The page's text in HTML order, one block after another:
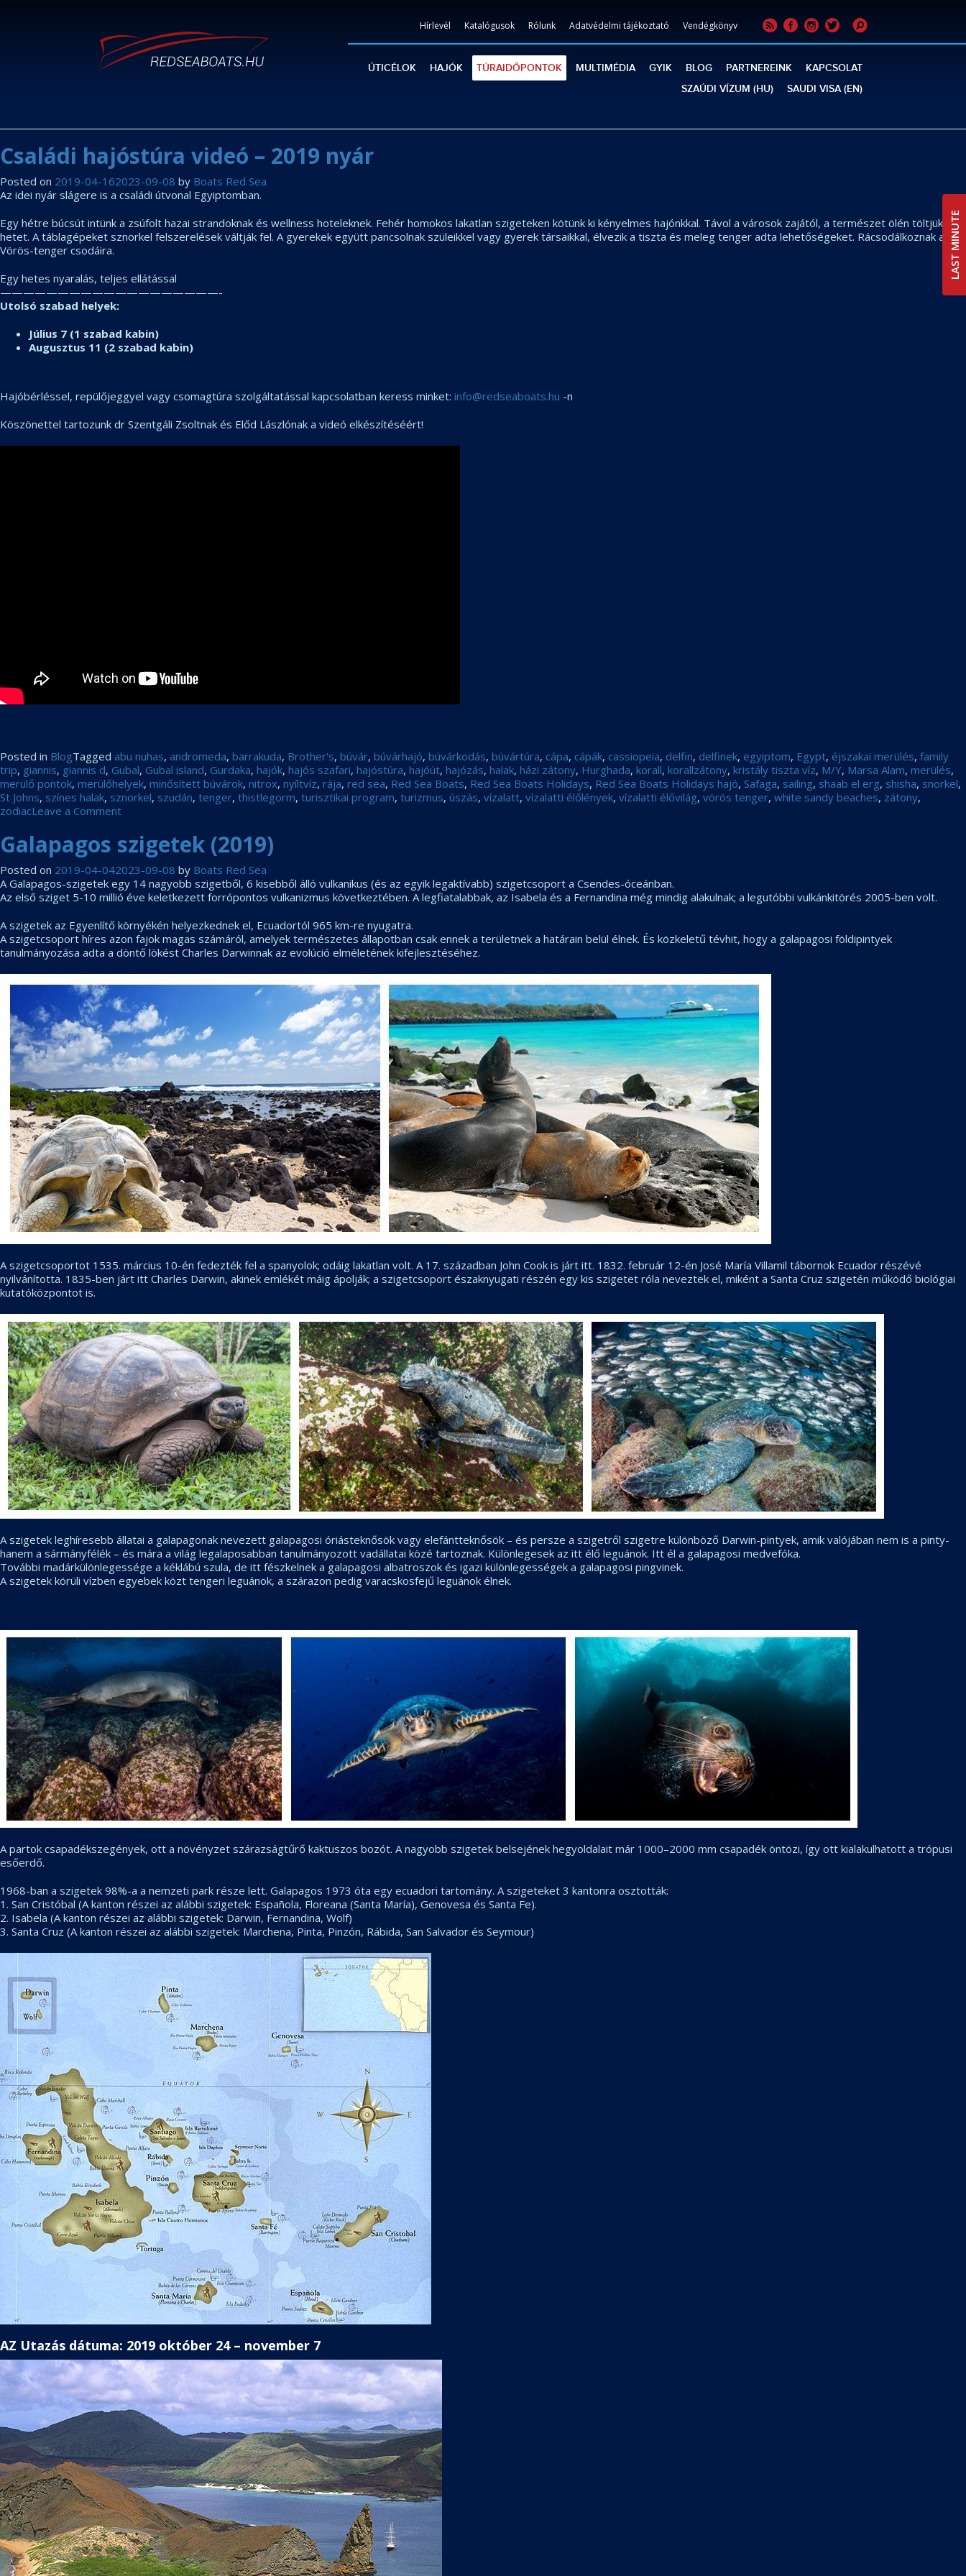
Hírlevél Katalógusok Rólunk Adatvédelmi tájékoztató Vendégkönyv
ÚTICÉLOK HAJÓK TÚRAIDŐPONTOK MULTIMÉDIA GYIK BLOG PARTNEREINK
KAPCSOLAT
SZAÚDI VÍZUM (HU)
SAUDI VISA (EN)
Családi hajóstúra videó – 2019 nyár
Posted on 2019-04-162023-09-08 by Boats Red Sea
Az idei nyár slágere is a családi útvonal Egyiptomban.
Egy hétre búcsút intünk a zsúfolt hazai strandoknak és wellness hoteleknek. Fehér homokos lakatlan szigeteken kötünk ki kényelmes hajónkkal. Távol a városok zajától, a természet ölén töltjük a
hetet. A táblagépeket sznorkel felszerelések váltják fel. A gyerekek együtt pancsolnak szüleikkel vagy gyerek társaikkal, élvezik a tiszta és meleg tenger adta lehetőségeket. Rácsodálkoznak a
Vörös-tenger csodáira.
Egy hetes nyaralás, teljes ellátással
———————————————————-
Utolsó szabad helyek:
Július 7 (1 szabad kabin)
Augusztus 11 (2 szabad kabin)
Hajóbérléssel, repülőjeggyel vagy csomagtúra szolgáltatással kapcsolatban keress minket: info@redseaboats.hu -n
Köszönettel tartozunk dr Szentgáli Zsoltnak és Előd Lászlónak a videó elkészítéséért!
Posted in BlogTagged abu nuhas, andromeda, barrakuda, Brother's, búvár, búvárhajó, búvárkodás, búvártúra, cápa, cápák, cassiopeia, delfin, delfinek, egyiptom, Egypt, éjszakai merülés, family
trip, giannis, giannis d, Gubal, Gubal island, Gurdaka, hajók, hajós szafari, hajóstúra, hajóút, hajózás, halak, házi zátony, Hurghada, korall, korallzátony, kristály tiszta víz, M/Y, Marsa Alam, merülés,
merülő pontok, merülőhelyek, minősített búvárok, nitrox, nyíltvíz, rája, red sea, Red Sea Boats, Red Sea Boats Holidays, Red Sea Boats Holidays hajó, Safaga, sailing, shaab el erg, shisha, snorkel,
St Johns, színes halak, sznorkel, szudán, tenger, thistlegorm, turisztikai program, turizmus, úszás, vízalatt, vízalatti élőlények, vízalatti élővilág, vörös tenger, white sandy beaches, zátony,
zodiacLeave a Commenton
hajóstúra
videó
–
2019
nyár
Galapagos szigetek (2019)
Posted on 2019-04-042023-09-08 by Boats Red Sea
A Galapagos-szigetek egy 14 nagyobb szigetből, 6 kisebből álló vulkanikus (és az egyik legaktívabb) szigetcsoport a Csendes-óceánban.
Az első sziget 5-10 millió éve keletkezett forrópontos vulkanizmus következtében. A legfiatalabbak, az Isabela és a Fernandina még mindig alakulnak; a legutóbbi vulkánkitörés 2005-ben volt.
A szigetek az Egyenlítő környékén helyezkednek el, Ecuadortól 965 km-re nyugatra.
A szigetcsoport híres azon fajok magas számáról, amelyek természetes állapotban csak ennek a területnek a határain belül élnek. És közkeletű tévhit, hogy a galapagosi földipintyek
tanulmányozása adta a döntő lökést Charles Darwinnak az evolúció elméletének kifejlesztéséhez.
A szigetcsoportot 1535. március 10-én fedezték fel a spanyolok; odáig lakatlan volt. A 17. században John Cook is járt itt. 1832. február 12-én José María Villamil tábornok Ecuador részévé
nyilvánította. 1835-ben járt itt Charles Darwin, akinek emlékét máig ápolják; a szigetcsoport északnyugati részén egy kis szigetet róla neveztek el, miként a Santa Cruz szigetén működő biológiai
kutatóközpontot is.
A szigetek leghíresebb állatai a galapagonak nevezett galapagosi óriásteknősök vagy elefántteknősök – és persze a szigetről szigetre különböző Darwin-pintyek, amik valójában nem is a pinty-
hanem a sármányfélék – és mára a világ legalaposabban tanulmányozott vadállatai közé tartoznak. Különlegesek az itt élő leguánok. Itt él a galapagosi medvefóka.
További madárkülönlegessége a kéklábú szula, de itt fészkelnek a galapagosi albatroszok és igazi különlegességek a galapagosi pingvinek.
A szigetek körüli vízben egyebek közt tengeri leguánok, a szárazon pedig varacskosfejű leguánok élnek.
A partok csapadékszegények, ott a növényzet szárazságtűrő kaktuszos bozót. A nagyobb szigetek belsejének hegyoldalait már 1000–2000 mm csapadék öntözi, így ott kialakulhatott a trópusi
esőerdő.
1968-ban a szigetek 98%-a a nemzeti park része lett. Galapagos 1973 óta egy ecuadori tartomány. A szigeteket 3 kantonra osztották:
1. San Cristóbal (A kanton részei az alábbi szigetek: Española, Floreana (Santa María), Genovesa és Santa Fe).
2. Isabela (A kanton részei az alábbi szigetek: Darwin, Fernandina, Wolf)
3. Santa Cruz (A kanton részei az alábbi szigetek: Marchena, Pinta, Pinzón, Rábida, San Salvador és Seymour)
AZ Utazás dátuma: 2019 október 24 – november 7
LAST MINUTE